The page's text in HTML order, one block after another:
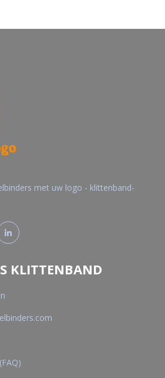
met uw logo - klittenband-
KLITTENBAND